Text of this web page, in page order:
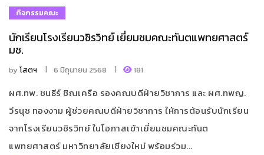
กิจกรรมคณะ
นักเรียนโรงเรียนวชิรวิทย์ เยี่ยมชมคณะทันตแพทยศาสตร์
มช.
byโสตฯ 6 มิถุนายน 2568 181
ผศ.ทพ. ชนธีร์ ชิณเครือ รองคณบดีฝ่ายวิชาการ และ ผศ.ทพญ.
วีรนุช ทองงาม ผู้ช่วยคณบดีฝ่ายวิชาการ ให้การต้อนรับนักเรียน
จากโรงเรียนวชิรวิทย์ ในโอกาสเข้าเยี่ยมชมคณะทันต
แพทยศาสตร์ มหาวิทยาลัยเชียงใหม่ พร้อมร่วม...